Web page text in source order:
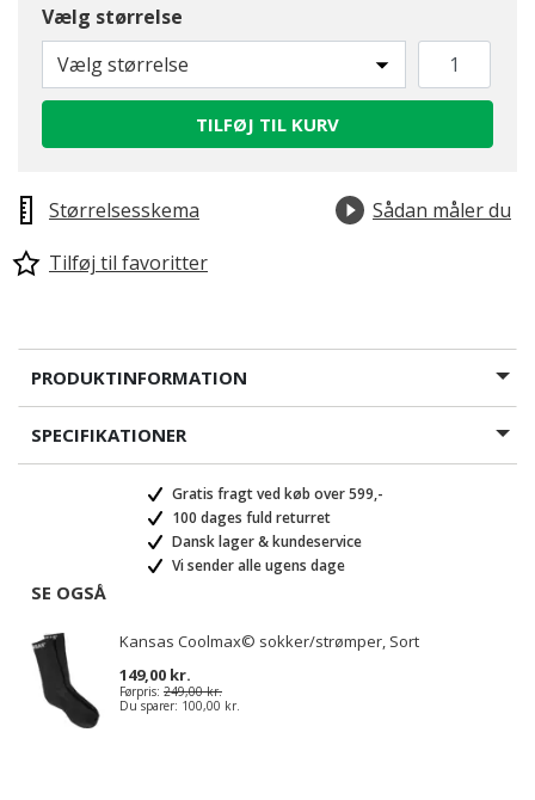
Vælg størrelse
Vælg størrelse
TILFØJ TIL KURV
Størrelsesskema
Sådan måler du
Tilføj til favoritter
PRODUKTINFORMATION
SPECIFIKATIONER
Gratis fragt ved køb over 599,-
100 dages fuld returret
Dansk lager & kundeservice
Vi sender alle ugens dage
SE OGSÅ
Kansas Coolmax© sokker/strømper, Sort
149,00 kr.
Førpris: 249,00 kr.
Du sparer: 100,00 kr.